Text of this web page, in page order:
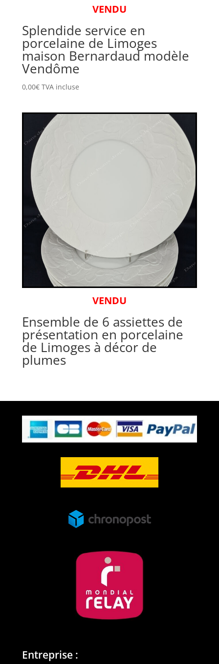
VENDU
Splendide service en
porcelaine de Limoges
maison Bernardaud modèle
Vendôme
0,00€ TVA incluse
VENDU
Ensemble de 6 assiettes de
présentation en porcelaine
de Limoges à décor de
plumes
Entreprise :